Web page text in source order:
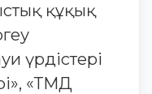
құқық
үрдістері
«ТМД